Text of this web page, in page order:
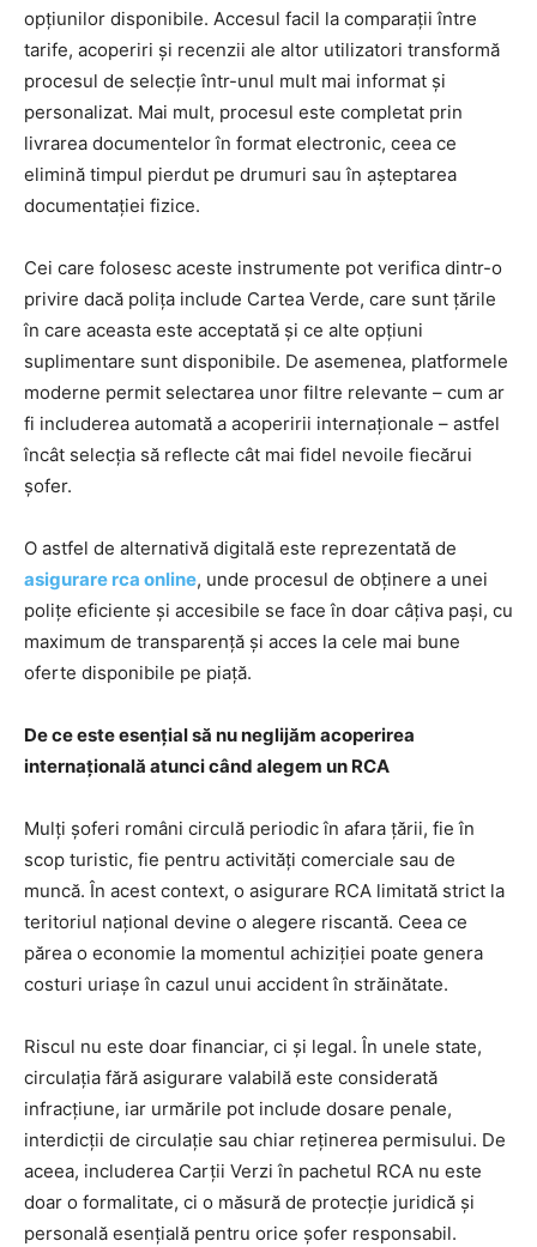
opțiunilor disponibile. Accesul facil la comparații între
tarife, acoperiri și recenzii ale altor utilizatori transformă
procesul de selecție într-unul mult mai informat și
personalizat. Mai mult, procesul este completat prin
livrarea documentelor în format electronic, ceea ce
elimină timpul pierdut pe drumuri sau în așteptarea
documentației fizice.
Cei care folosesc aceste instrumente pot verifica dintr-o
privire dacă polița include Cartea Verde, care sunt țările
în care aceasta este acceptată și ce alte opțiuni
suplimentare sunt disponibile. De asemenea, platformele
moderne permit selectarea unor filtre relevante – cum ar
fi includerea automată a acoperirii internaționale – astfel
încât selecția să reflecte cât mai fidel nevoile fiecărui
șofer.
O astfel de alternativă digitală este reprezentată de
asigurare rca online, unde procesul de obținere a unei
polițe eficiente și accesibile se face în doar câțiva pași, cu
maximum de transparență și acces la cele mai bune
oferte disponibile pe piață.
De ce este esențial să nu neglijăm acoperirea
internațională atunci când alegem un RCA
Mulți șoferi români circulă periodic în afara țării, fie în
scop turistic, fie pentru activități comerciale sau de
muncă. În acest context, o asigurare RCA limitată strict la
teritoriul național devine o alegere riscantă. Ceea ce
părea o economie la momentul achiziției poate genera
costuri uriașe în cazul unui accident în străinătate.
Riscul nu este doar financiar, ci și legal. În unele state,
circulația fără asigurare valabilă este considerată
infracțiune, iar urmările pot include dosare penale,
interdicții de circulație sau chiar reținerea permisului. De
aceea, includerea Carții Verzi în pachetul RCA nu este
doar o formalitate, ci o măsură de protecție juridică și
personală esențială pentru orice șofer responsabil.